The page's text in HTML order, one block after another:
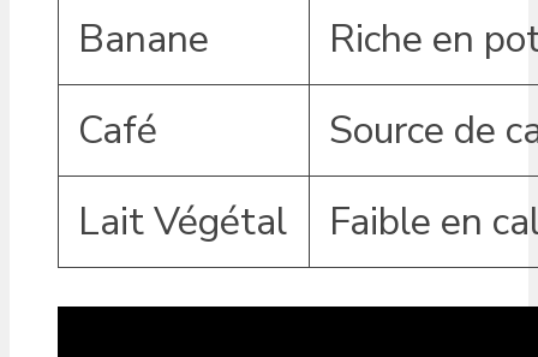
Banane
Riche en
Café
Source de
Lait Végétal
Faible en